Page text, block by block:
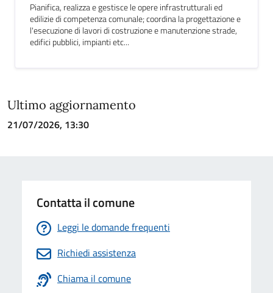
Pianifica, realizza e gestisce le opere infrastrutturali ed
edilizie di competenza comunale; coordina la progettazione e
l'esecuzione di lavori di costruzione e manutenzione strade,
edifici pubblici, impianti etc...
Ultimo aggiornamento
21/07/2026, 13:30
Contatta il comune
Leggi le domande frequenti
Richiedi assistenza
Chiama il comune